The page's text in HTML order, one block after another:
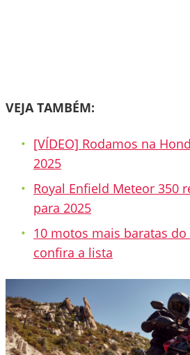
VEJA TAMBÉM:
[VÍDEO] Rodamos na
2025
Royal Enfield Meteor 350
para 2025
10 motos mais baratas
confira a lista